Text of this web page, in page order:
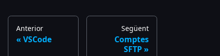
Anterior
VSCode
Següent
Comptes
SFTP